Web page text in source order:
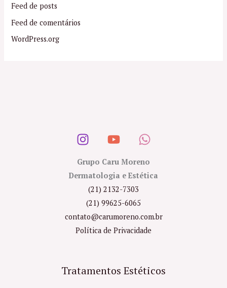
Feed de posts
Feed de comentários
WordPress.org
Grupo Caru Moreno
Dermatologia e Estética
(21) 2132-7303
(21) 99625-6065
contato@carumoreno.com.br
Política de Privacidade
Tratamentos Estéticos